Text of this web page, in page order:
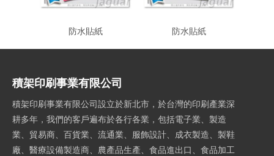
防水貼紙 防水貼紙
積架印刷事業有限公司
積架印刷事業有限公司設立於新北市，於台灣的印刷產業深
耕多年，我們的客戶遍布於各行各業，包括電子業、製造
業、貿易商、百貨業、流通業、服飾設計、成衣製造、製鞋
廠、醫療設備製造商、農產品生產、食品進出口、食品加工